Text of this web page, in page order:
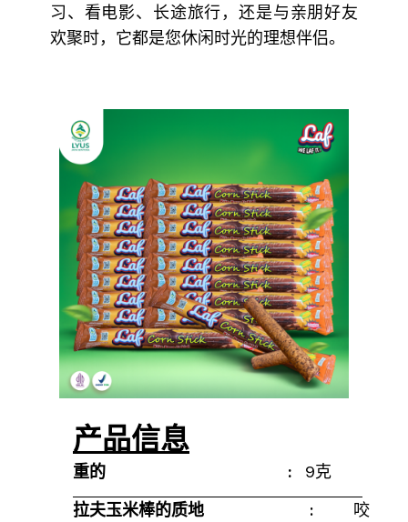
习、看电影、长途旅行，还是与亲朋好友
欢聚时，它都是您休闲时光的理想伴侣。
产品信息
重的 : 9克
尺寸:不适用
拉夫玉米棒的质地 :
咬